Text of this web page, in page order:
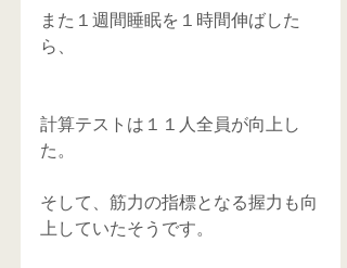
また１週間睡眠を１時間伸ばした
ら、
計算テストは１１人全員が向上し
た。
そして、筋力の指標となる握力も向
上していたそうです。